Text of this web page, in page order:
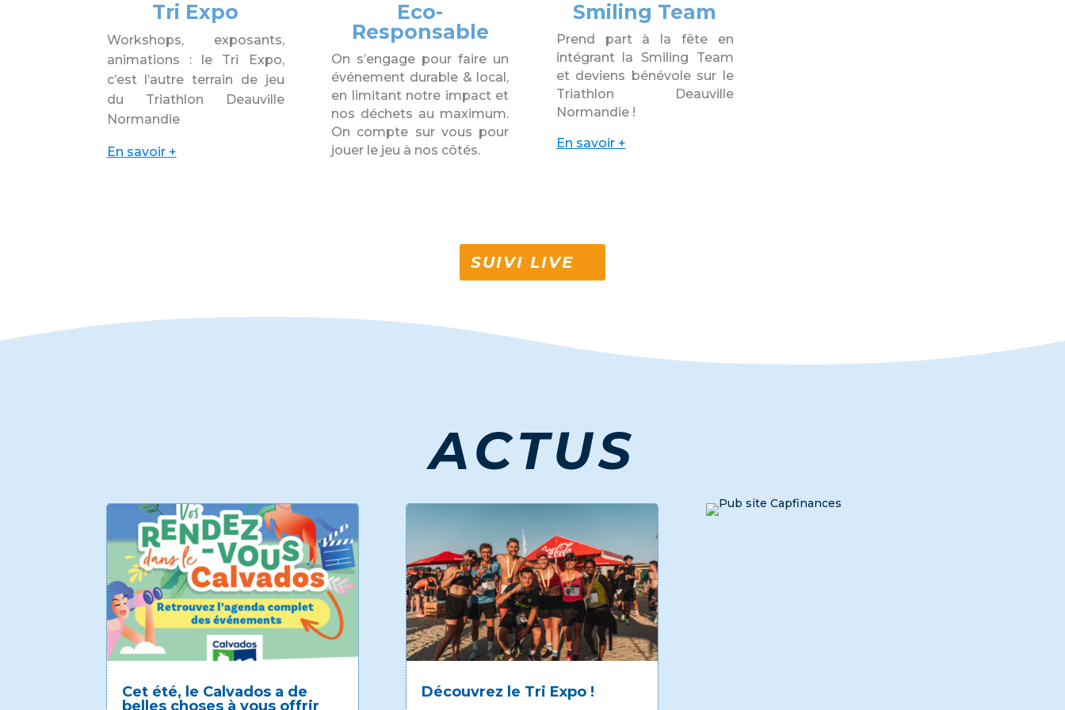
Tri Expo
Workshops, exposants,
animations : le Tri Expo,
c’est l’autre terrain de jeu
du Triathlon Deauville
Normandie
En savoir +
Eco-
Responsable
On s’engage pour faire un
événement durable & local,
en limitant notre impact et
nos déchets au maximum.
On compte sur vous pour
jouer le jeu à nos côtés.
Smiling Team
Prend part à la fête en
intégrant la Smiling Team
et deviens bénévole sur le
Triathlon Deauville
Normandie !
En savoir +
SUIVI LIVE
ACTUS
Cet été, le Calvados a de
belles choses à vous offrir
Découvrez le Tri Expo !